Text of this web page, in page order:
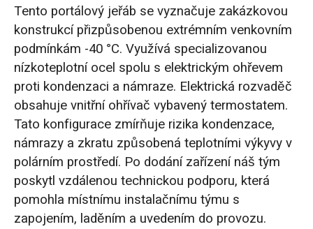
Tento portálový jeřáb se vyznačuje zakázkovou
konstrukcí přizpůsobenou extrémním venkovním
podmínkám -40 °C. Využívá specializovanou
nízkoteplotní ocel spolu s elektrickým ohřevem
proti kondenzaci a námraze. Elektrická rozvaděč
obsahuje vnitřní ohřívač vybavený termostatem.
Tato konfigurace zmírňuje rizika kondenzace,
námrazy a zkratu způsobená teplotními výkyvy v
polárním prostředí. Po dodání zařízení náš tým
poskytl vzdálenou technickou podporu, která
pomohla místnímu instalačnímu týmu s
zapojením, laděním a uvedením do provozu.